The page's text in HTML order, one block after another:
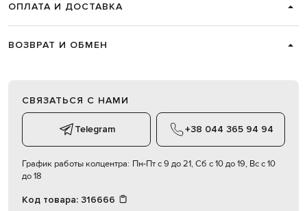
ОПЛАТА И ДОСТАВКА
ВОЗВРАТ И ОБМЕН
СВЯЗАТЬСЯ С НАМИ
Telegram +38 044 365 94 94
График работы колцентра: Пн-Пт с 9 до 21, Сб с 10 до 19, Вс с 10
до 18
Код товара: 316666